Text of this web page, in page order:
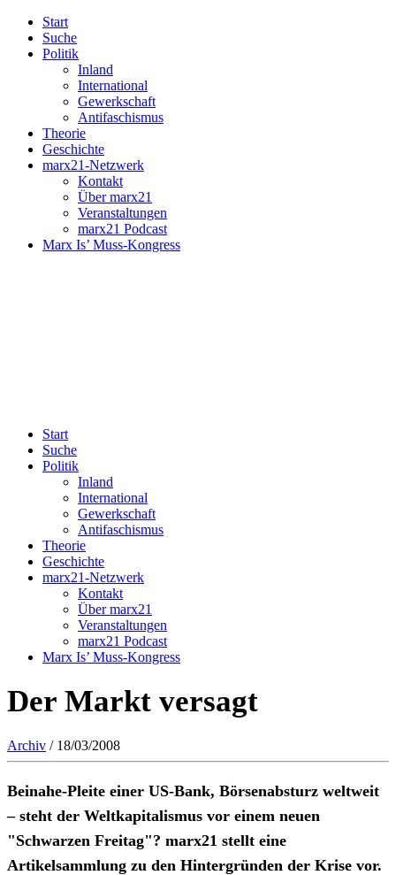
Start
Suche
Politik
Inland
International
Gewerkschaft
Antifaschismus
Theorie
Geschichte
marx21-Netzwerk
Kontakt
Über marx21
Veranstaltungen
marx21 Podcast
Marx Is’ Muss-Kongress
Start
Suche
Politik
Inland
International
Gewerkschaft
Antifaschismus
Theorie
Geschichte
marx21-Netzwerk
Kontakt
Über marx21
Veranstaltungen
marx21 Podcast
Marx Is’ Muss-Kongress
Der Markt versagt
Archiv / 18/03/2008
Beinahe-Pleite einer US-Bank, Börsenabsturz weltweit
– steht der Weltkapitalismus vor einem neuen
"Schwarzen Freitag"? marx21 stellt eine
Artikelsammlung zu den Hintergründen der Krise vor.